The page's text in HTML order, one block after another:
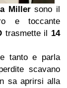
Millersono il
e toccante
trasmette il 14
tanto e parla
scavano
sa aprirsi alla